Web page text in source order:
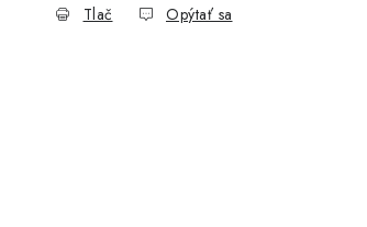
Tlač Opýtať sa